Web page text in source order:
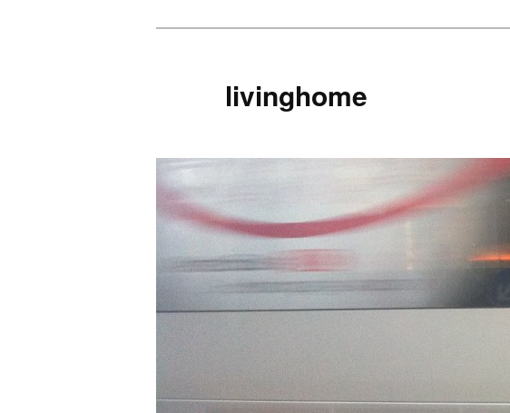
livinghome